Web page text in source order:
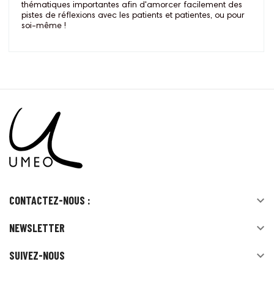
thématiques importantes afin d'amorcer facilement des
pistes de réflexions avec les patients et patientes, ou pour
soi-même !
CONTACTEZ-NOUS : 
NEWSLETTER 
SUIVEZ-NOUS 